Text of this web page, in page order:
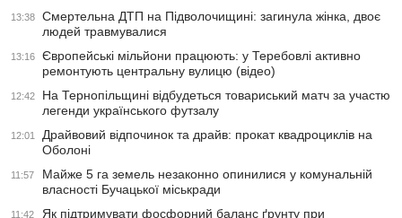
13:38
Смертельна ДТП на Підволочищині: загинула жінка, двоє
людей травмувалися
13:16
Європейські мільйони працюють: у Теребовлі активно
ремонтують центральну вулицю (відео)
12:42
На Тернопільщині відбудеться товариський матч за участю
легенди українського футзалу
12:01
Драйвовий відпочинок та драйв: прокат квадроциклів на
Оболоні
11:57
Майже 5 га земель незаконно опинилися у комунальній
власності Бучацької міськради
11:42 Як підтримувати фосфорний баланс ґрунту при